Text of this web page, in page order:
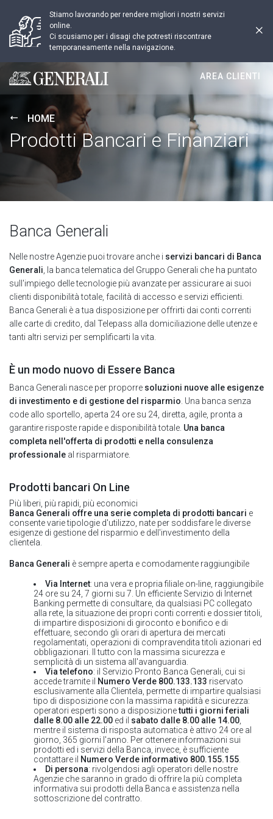
Stiamo lavorando per rendere migliori i nostri servizi
online.
Ci scusiamo per i disagi che potresti riscontrare
temporaneamente nella navigazione.
Generali logo
AREA CLIENTI
HOME
Prodotti Bancari e Finanziari
Banca Generali
Nelle nostre Agenzie puoi trovare anche i servizi bancari di Banca
Generali , la banca telematica del Gruppo Generali che ha puntato
sull'impiego delle tecnologie più avanzate per assicurare ai suoi
clienti disponibilità totale, facilità di accesso e servizi efficienti.
Banca Generali è a tua disposizione per offrirti dai conti correnti
alle carte di credito, dal Telepass alla domiciliazione delle utenze e
tanti altri servizi per semplificarti la vita.
È un modo nuovo di Essere Banca
Banca Generali nasce per proporre soluzioni nuove alle esigenze
di investimento e di gestione del risparmio . Una banca senza
code allo sportello, aperta 24 ore su 24, diretta, agile, pronta a
garantire risposte rapide e disponibilità totale. Una banca
completa nell'offerta di prodotti e nella consulenza
professionale al risparmiatore.
Prodotti bancari On Line
Più liberi, più rapidi, più economici
Banca Generali offre una serie completa di prodotti bancari e
consente varie tipologie d'utilizzo, nate per soddisfare le diverse
esigenze di gestione del risparmio e dell'investimento della
clientela.
Banca Generali è sempre aperta e comodamente raggiungibile
Via Internet: una vera e propria filiale on-line, raggiungibile
24 ore su 24, 7 giorni su 7. Un efficiente Servizio di Internet
Banking permette di consultare, da qualsiasi PC collegato
alla rete, la situazione dei propri conti correnti e dossier titoli,
di impartire disposizioni di giroconto e bonifico e di
effettuare, secondo gli orari di apertura dei mercati
regolamentati, operazioni di compravendita titoli azionari ed
obbligazionari. Il tutto con la massima sicurezza e
semplicità di un sistema all'avanguardia.
Via telefono: il Servizio Pronto Banca Generali, cui si
accede tramite il Numero Verde 800.133.133 riservato
esclusivamente alla Clientela, permette di impartire qualsiasi
tipo di disposizione con la massima rapidità e sicurezza:
operatori esperti sono a disposizionetutti i giorni feriali
dalle 8.00 alle 22.00 ed il sabato dalle 8.00 alle 14.00
mentre il sistema di risposta automatica è attivo 24 ore al
giorno, 365 giorni l'anno. Per ottenere informazioni sui
prodotti ed i servizi della Banca, invece, è sufficiente
contattare il Numero Verde informativo 800.155.155
Di persona: rivolgendosi agli operatori delle nostre
Agenzie che saranno in grado di offrire la più completa
informativa sui prodotti della Banca e assistenza nella
sottoscrizione del contratto.